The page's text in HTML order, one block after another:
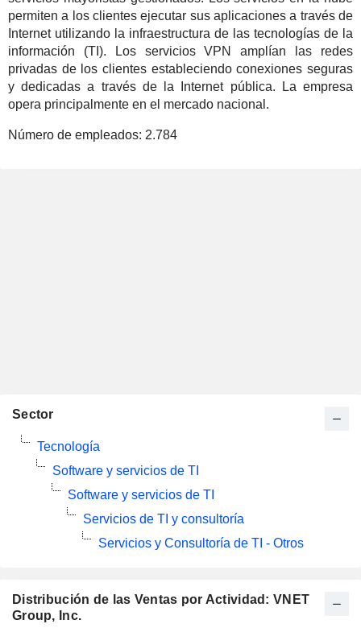
permiten a los clientes ejecutar sus aplicaciones a través de
Internet utilizando la infraestructura de las tecnologías de la
información (TI). Los servicios VPN amplían las redes
privadas de los clientes estableciendo conexiones seguras
y dedicadas a través de la Internet pública. La empresa
opera principalmente en el mercado nacional.
Número de empleados: 2.784
Distribución de las Ventas por Actividad: VNET
Group, Inc.
Sector
Tecnología
Software y servicios de TI
Software y servicios de TI
Servicios de TI y consultoría
Servicios y Consultoría de TI - Otros